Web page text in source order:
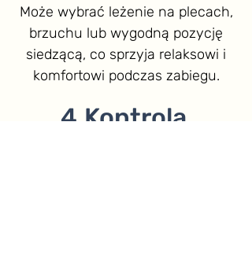
Może wybrać leżenie na plecach,
brzuchu lub wygodną pozycję
siedzącą, co sprzyja relaksowi i
komfortowi podczas zabiegu.
4.Kontrola